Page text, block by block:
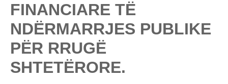
FINANCIARE TË
NDËRMARRJES PUBLIKE
PËR RRUGË
SHTETËRORE.